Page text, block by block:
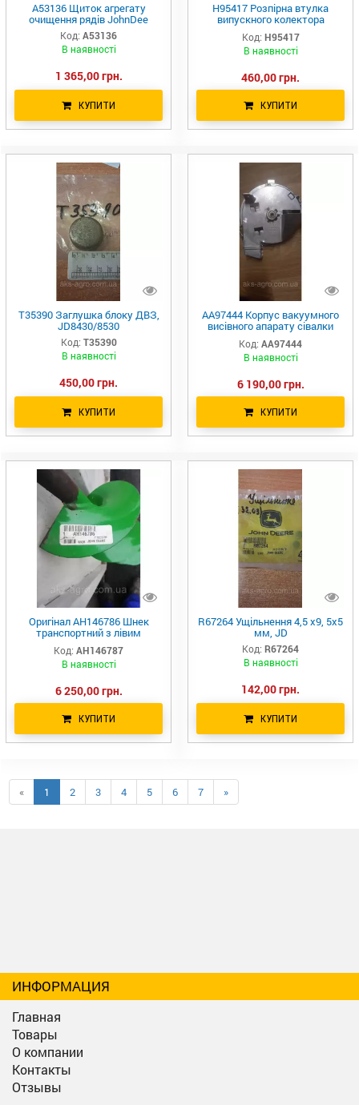
A53136 Щиток агрегату
очищення рядів JohnDee
Код: A53136
В наявності
1 365,00 грн.
КУПИТИ
H95417 Розпірна втулка
випускного колектора
трактора JD
Код: H95417
В наявності
460,00 грн.
КУПИТИ
T35390 Заглушка блоку ДВЗ,
JD8430/8530
Код: T35390
В наявності
450,00 грн.
КУПИТИ
AA97444 Корпус вакуумного
висівного апарату сівалки
JD1780/DB A51835 JOHN
DEERE AA37129
Код: AA97444
В наявності
6 190,00 грн.
КУПИТИ
Оригінал AH146786 Шнек
транспортний з лівим
напрямком витка, JD
Код: AH146787
В наявності
6 250,00 грн.
КУПИТИ
R67264 Ущільнення 4,5 х9, 5х5
мм, JD
Код: R67264
В наявності
142,00 грн.
КУПИТИ
« 1 2 3 4 5 6 7 »
ИНФОРМАЦИЯ
Главная
Товары
О компании
Контакты
Отзывы